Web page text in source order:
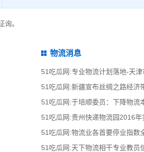
。
物流消息
51吃瓜网:专业物流计划落地-天
51吃瓜网:新疆宣布丝绸之路经济
51吃瓜网:于培顺委员：下降物流
51吃瓜网:贵州快递物流园2016
51吃瓜网:物流业各首要停业指数
51吃瓜网:天下物流相干专业教员